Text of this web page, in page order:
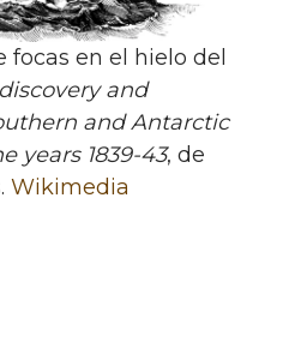
focas en el hielo del
and
and Antarctic
years 1839-43, de
Wikimedia